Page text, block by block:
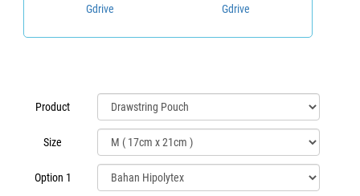
Gdrive Gdrive
Product
Size
Option 1